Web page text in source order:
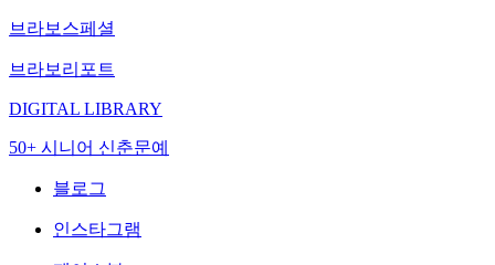
브라보스페셜
브라보리포트
DIGITAL LIBRARY
50+ 시니어 신춘문예
블로그
인스타그램